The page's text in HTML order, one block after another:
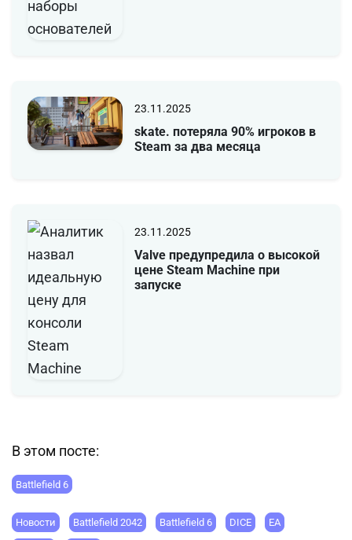
23.11.2025
skate. потеряла 90% игроков в
Steam за два месяца
23.11.2025
Valve предупредила о высокой
цене Steam Machine при
запуске
В этом посте:
Battlefield 6
Новости Battlefield 2042 Battlefield 6 DICE EA